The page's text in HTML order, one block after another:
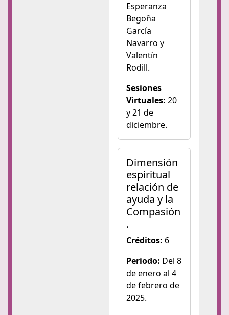
Esperanza
Begoña
García
Navarro y
Valentín
Rodill.
Sesiones
Virtuales: 20
y 21 de
diciembre.
Dimensión
espiritual
relación de
ayuda y la
Compasión
.
Créditos: 6
Periodo: Del 8
de enero al 4
de febrero de
2025.